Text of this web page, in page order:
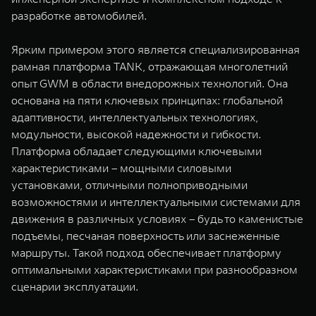
разработке автомобилей.
Ярким примером этого является специализированная
рамная платформа TANK, отражающая многолетний
опыт GWM в области внедорожных технологий. Она
основана на пяти ключевых принципах: глобальной
адаптивности, интеллектуальных технологиях,
модульности, высокой надежности и гибкости.
Платформа обладает следующими ключевыми
характеристиками – мощными силовыми
установками, отличными полноприводными
возможностями и интеллектуальными системами для
движения в различных условиях – будь то каменистые
подъемы, песчаная поверхность или заснеженные
маршруты. Такой подход обеспечивает платформу
оптимальными характеристиками при разнообразном
сценарии эксплуатации.